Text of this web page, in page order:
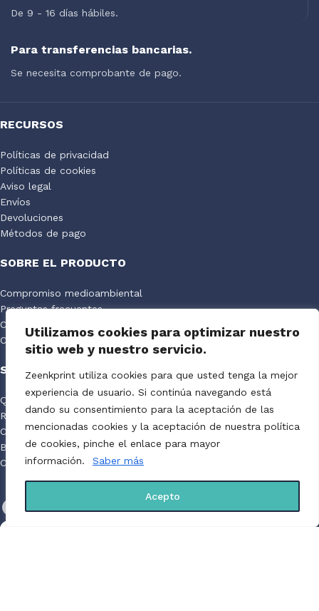
Utilizamos cookies para optimizar nuestro
sitio web y nuestro servicio.
Zeenkprint utiliza cookies para que usted tenga la mejor
experiencia de usuario. Si continúa navegando está
dando su consentimiento para la aceptación de las
mencionadas cookies y la aceptación de nuestra política
de cookies, pinche el enlace para mayor
información.
Saber más
Acepto
De 9 - 16 días hábiles.
Para transferencias bancarias.
Se necesita comprobante de pago.
RECURSOS
Políticas de privacidad
Políticas de cookies
Aviso legal
Envíos
Devoluciones
Métodos de pago
SOBRE EL PRODUCTO
Compromiso medioambiental
Preguntas frecuentes
Creador de diseños
Calidad
SOBRE ZEENKPRINT
Quienes Somos
Rotulación de vehículos
Catálogo de productos
Blog
Centro de Ayuda